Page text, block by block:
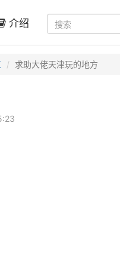
介绍
求助大佬天津玩的地方